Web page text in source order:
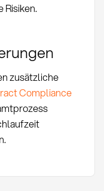
Risiken.
zusätzliche
Compliance